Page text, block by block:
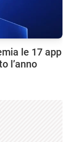
le 17 app
l’anno